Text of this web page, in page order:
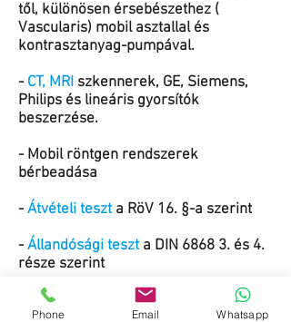
től, különösen érsebészethez (
Vascularis) mobil asztallal és
kontrasztanyag-pumpával.
- CT, MRI szkennerek, GE, Siemens,
Philips és lineáris gyorsítók
beszerzése.
- Mobil röntgen rendszerek
bérbeadása
-Átvételi teszta RöV 16. §-a szerint
-Állandósági teszta DIN 6868 3. és 4.
része szerint
Monitor átvételi teszt
a DIN 6868 57.,
157. része szerint
Phone Email Whatsapp